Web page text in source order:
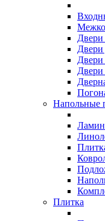
Двери
Двери
Напольные
Плитка